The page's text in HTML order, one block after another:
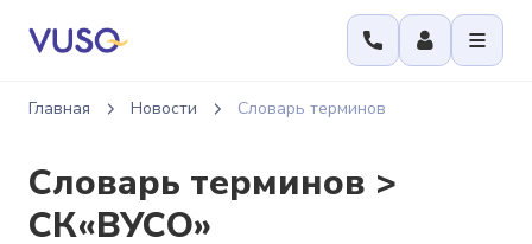
Главная Новости Словарь терминов
Словарь терминов >
СК«ВУСО»